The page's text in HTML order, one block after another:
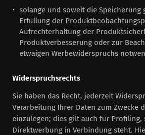
solange und soweit die Speicherung
Erfüllung der
Aufrechterhaltung der
Produktverbesserung oder zur
etwaigen Werbewiderspruchs
Widerspruchsrechts
Sie haben das Recht, jederzeit
Verarbeitung Ihrer Daten zum Zwecke
einzulegen; dies gilt auch für Profiling,
Direktwerbung in Verbindung steht.